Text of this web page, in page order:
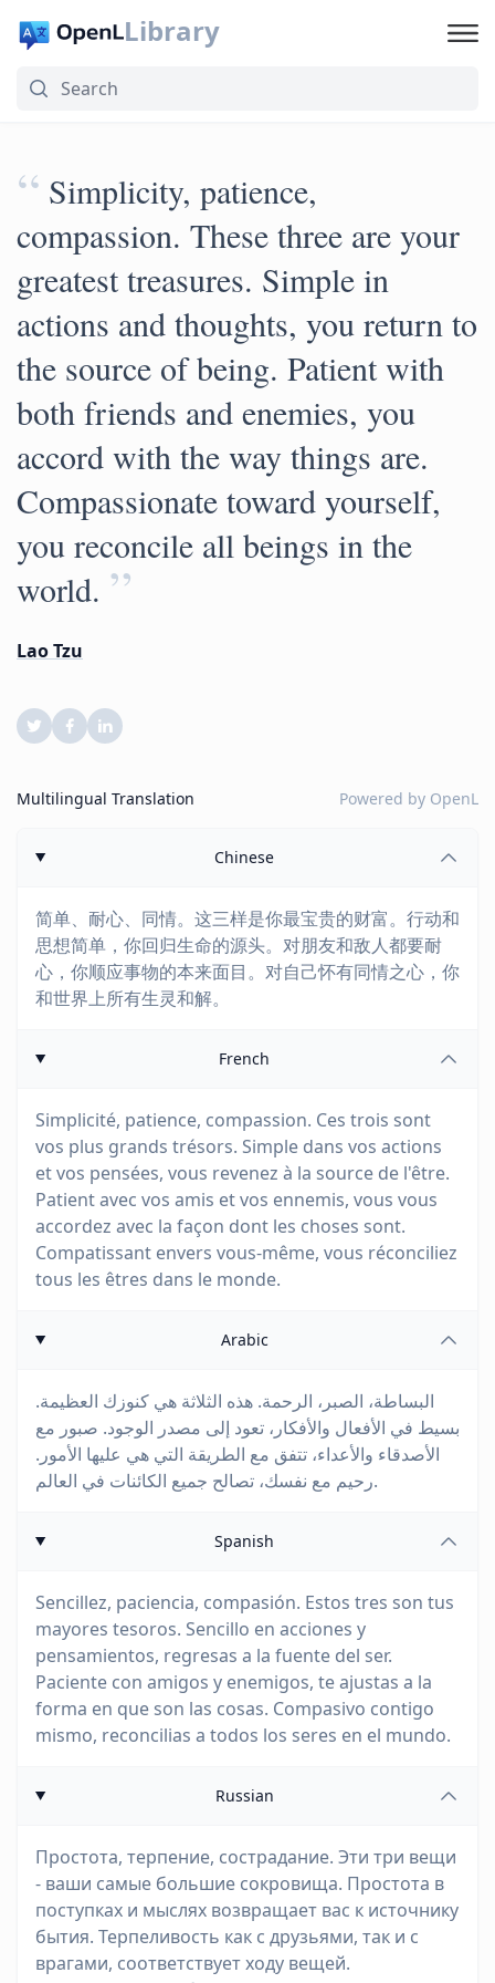
Library
“ Simplicity, patience,
compassion. These three are your
greatest treasures. Simple in
actions and thoughts, you return to
the source of being. Patient with
both friends and enemies, you
accord with the way things are.
Compassionate toward yourself,
you reconcile all beings in the
world. ”
Lao Tzu
Multilingual Translation Powered by OpenL
Chinese
简单、耐心、同情。这三样是你最宝贵的财富。行动和
思想简单，你回归生命的源头。对朋友和敌人都要耐
心，你顺应事物的本来面目。对自己怀有同情之心，你
和世界上所有生灵和解。
French
Simplicité, patience, compassion. Ces trois sont
vos plus grands trésors. Simple dans vos actions
et vos pensées, vous revenez à la source de l'être.
Patient avec vos amis et vos ennemis, vous vous
accordez avec la façon dont les choses sont.
Compatissant envers vous-même, vous réconciliez
tous les êtres dans le monde.
Arabic
البساطة، الصبر، الرحمة. هذه الثلاثة هي كنوزك العظيمة.
بسيط في الأفعال والأفكار، تعود إلى مصدر الوجود. صبور مع
الأصدقاء والأعداء، تتفق مع الطريقة التي هي عليها الأمور.
رحيم مع نفسك، تصالح جميع الكائنات في العالم.
Spanish
Sencillez, paciencia, compasión. Estos tres son tus
mayores tesoros. Sencillo en acciones y
pensamientos, regresas a la fuente del ser.
Paciente con amigos y enemigos, te ajustas a la
forma en que son las cosas. Compasivo contigo
mismo, reconcilias a todos los seres en el mundo.
Russian
Простота, терпение, сострадание. Эти три вещи
- ваши самые большие сокровища. Простота в
поступках и мыслях возвращает вас к источнику
бытия. Терпеливость как с друзьями, так и с
врагами, соответствует ходу вещей.